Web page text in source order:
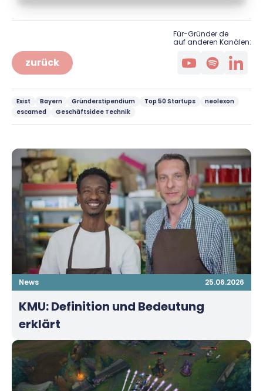
zurück
Für-Gründer.de
auf anderen Kanälen:
Exist Bayern Gründerstipendium Top 50 Startups
neolexon
escamed
Geschäftsidee Technik
25.06.2026
News
KMU: Definition und Bedeutung
erklärt